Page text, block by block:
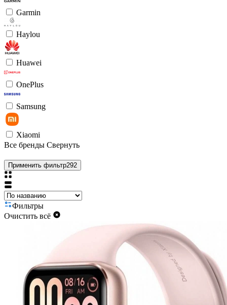
Garmin
Haylou
Huawei
OnePlus
Samsung
Xiaomi
Все бренды Свернуть
Применить фильтр292
Фильтры
Очистить всё